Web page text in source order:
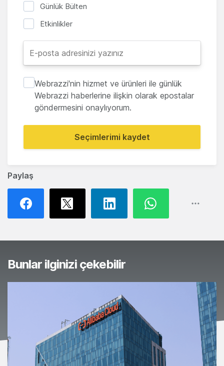
Paylaş
Günlük Bülten
Etkinlikler
Webrazzi'nin hizmet ve ürünleri ile günlük
Webrazzi haberlerine ilişkin olarak epostalar
göndermesini onaylıyorum.
Seçimlerimi kaydet
Bunlar ilginizi çekebilir